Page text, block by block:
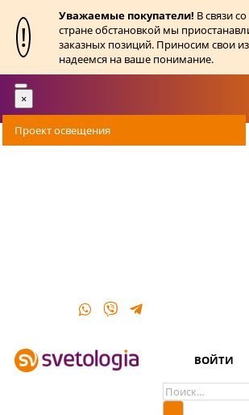
!
Уважаемые покупатели! В связи
стране обстановкой мы
заказных позиций. Приносим свои
надеемся на ваше понимание.
Toggle
navigation
×
Проект освещения
ВОЙТИ